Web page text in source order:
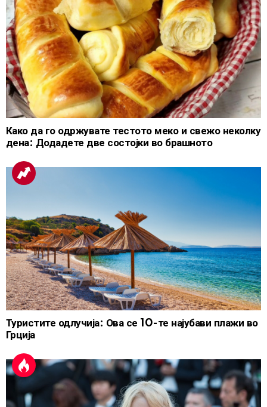
Како да го одржувате тестото меко и свежо неколку
дена: Додадете две состојки во брашното
Туристите одлучија: Ова се 10-те најубави плажи во
Грција